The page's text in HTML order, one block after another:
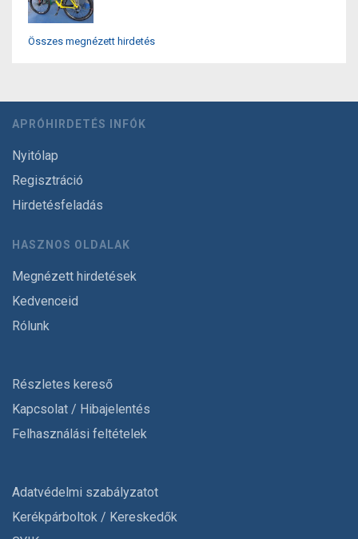
Összes megnézett hirdetés
APRÓHIRDETÉS INFÓK
Nyitólap
Regisztráció
Hirdetésfeladás
HASZNOS OLDALAK
Megnézett hirdetések
Kedvenceid
Rólunk
Részletes kereső
Kapcsolat / Hibajelentés
Felhasználási feltételek
Adatvédelmi szabályzatot
Kerékpárboltok / Kereskedők